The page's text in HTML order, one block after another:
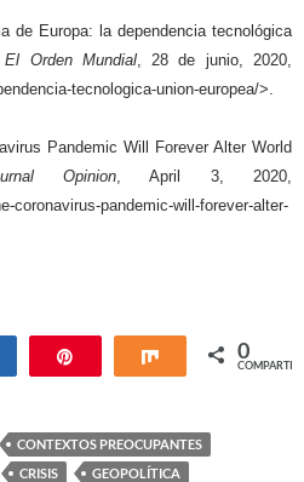
de Europa: la dependencia tecnológica
El Orden Mundial, 28 de junio, 2020,
tecnologica-union-europea/>.
Pandemic Will Forever Alter World
Opinion , April 3, 2020,
coronavirus-pandemic-will-forever-alter-
Compartir Compartir
0
COMPARTIR
CONTEXTOS PREOCUPANTES
CRISIS
GEOPOLÍTICA